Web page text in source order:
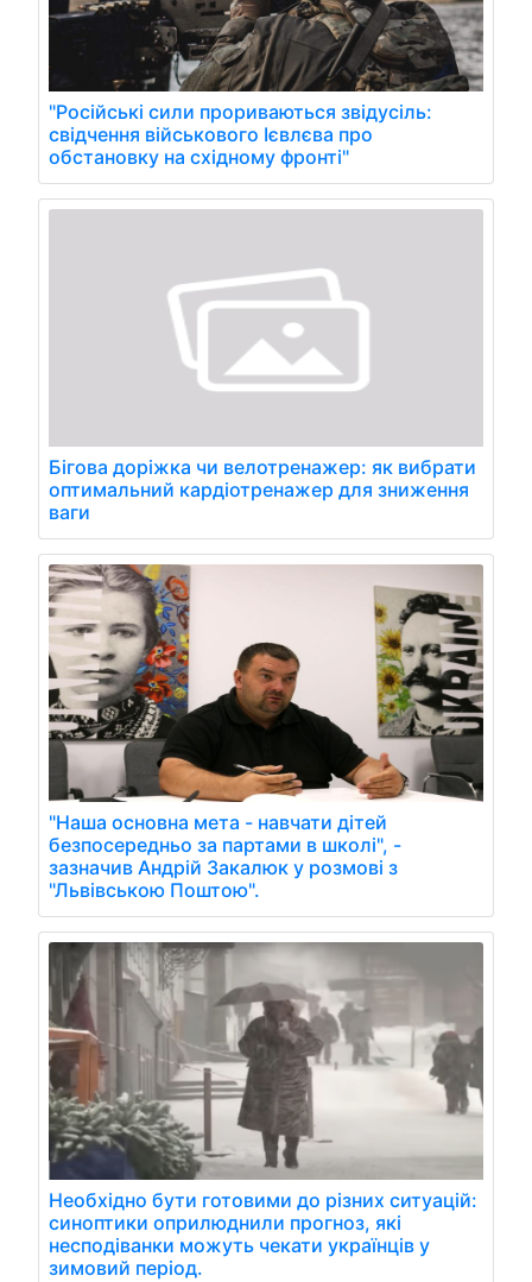
"Російські сили прориваються звідусіль:
свідчення військового Ієвлєва про
обстановку на східному фронті"
Бігова доріжка чи велотренажер: як вибрати
оптимальний кардіотренажер для зниження
ваги
"Наша основна мета - навчати дітей
безпосередньо за партами в школі", -
зазначив Андрій Закалюк у розмові з
"Львівською Поштою".
Необхідно бути готовими до різних ситуацій:
синоптики оприлюднили прогноз, які
несподіванки можуть чекати українців у
зимовий період.